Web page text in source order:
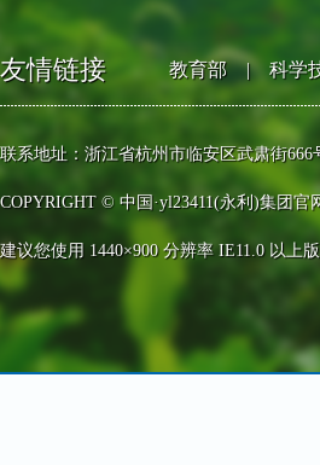
友情链接 教育部 | 科学
联系地址：浙江省杭州市临安区武肃街666
COPYRIGHT © 中国·yl23411(永利)集团
建议您使用 1440×900 分辨率 IE11.0 以上